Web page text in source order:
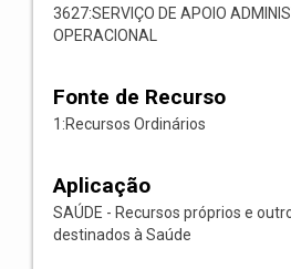
3627:SERVIÇO DE APOIO
OPERACIONAL
Fonte de Recurso
1:Recursos Ordinários
Aplicação
SAÚDE - Recursos próprios e
destinados à Saúde